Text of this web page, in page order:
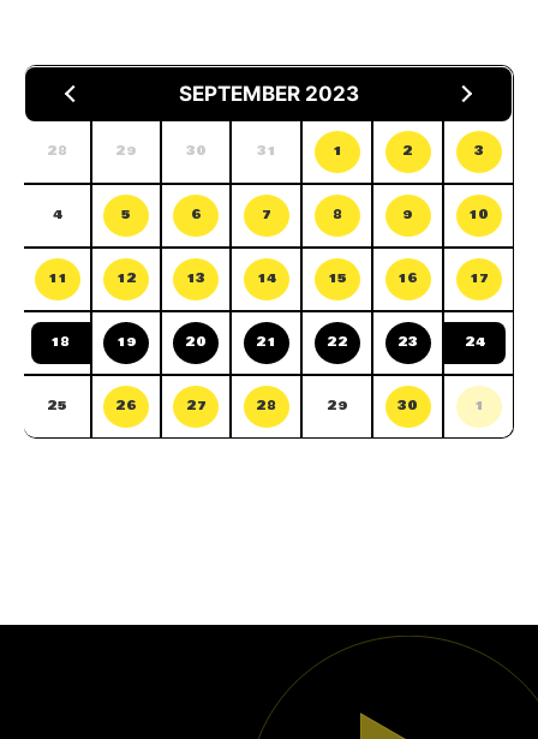
SEPTEMBER 2023
28 29 30 31 1 2 3
4 5 6 7 8 9 10
11 12 13 14 15 16 17
18 19 20 21 22 23 24
25 26 27 28 29 30 1